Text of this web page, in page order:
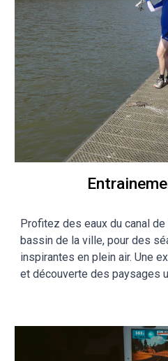
Profitez des eaux du canal
bassin de la ville, pour des
inspirantes en plein air. Une
et découverte des paysages